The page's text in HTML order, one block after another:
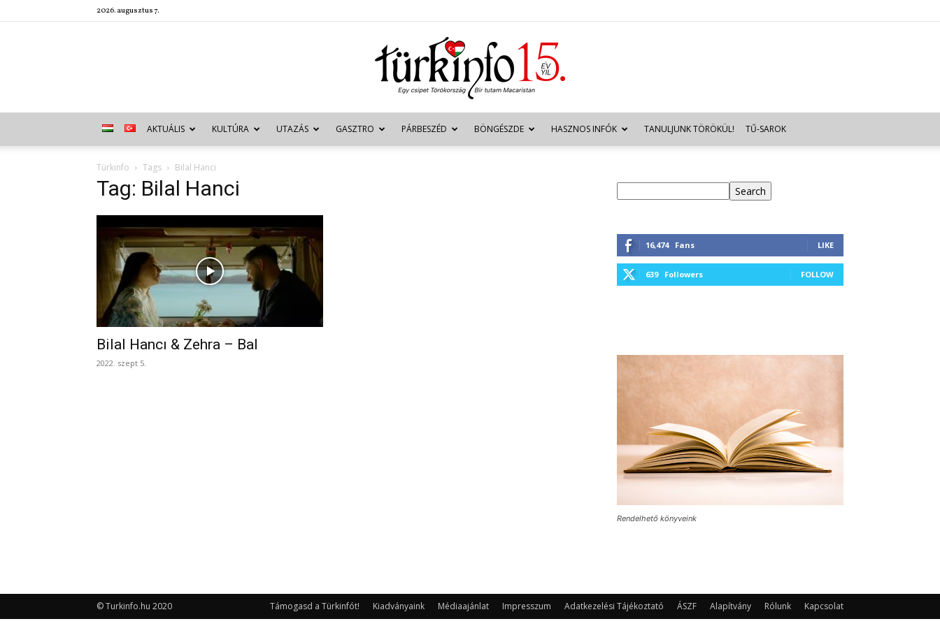
2026. augusztus 7.
Türkinfo
AKTUÁLIS KULTÚRA UTAZÁS GASZTRO PÁRBESZÉD BÖNGÉSZDE HASZNOS INFÓK TANULJUNK TÖRÖKÜL! TŰ-SAROK
Türkinfo Tags Bilal Hanci
Tag: Bilal Hanci
Bilal Hancı & Zehra – Bal
2022. szept 5.
Search
16,474 Fans LIKE
639 Followers FOLLOW
Rendelhető könyveink
Támogasd a Türkinfót! Kiadványaink Médiaajánlat Impresszum Adatkezelési Tájékoztató ÁSZF Alapítvány Rólunk Kapcsolat
© Turkinfo.hu 2020